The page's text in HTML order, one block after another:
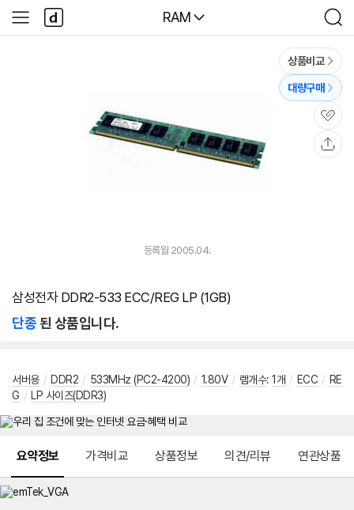
다나와
RAM
검
색
사
이
다
나
와
상품비교
대량구매
관
심
등록월 2005.04.
삼성전자 DDR2-533 ECC/REG LP (1GB)
단종된 상품입니다.
서버용 / DDR2 / 533MHz (PC2-4200) / 1.80V / 램개수: 1개 / ECC / RE
G / LP 사이즈(DDR3)
요약정보 가격비교 상품정보 의견/리뷰 연관상품